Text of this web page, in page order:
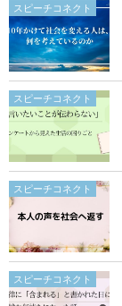
スピーチコネクト
スピーチコネクト
スピーチコネクト
スピーチコネクト